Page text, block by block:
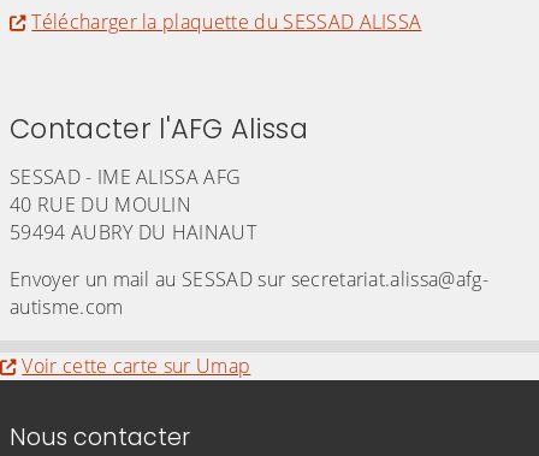
Télécharger la plaquette du SESSAD ALISSA
Contacter l'AFG Alissa
SESSAD - IME ALISSA AFG
40 RUE DU MOULIN
59494 AUBRY DU HAINAUT
Envoyer un mail au SESSAD sur secretariat.alissa@afg-
autisme.com
Evitez la carte interactive ci-après et aller au
Voir cette carte sur Umap
Informations de contact
Nous contacter